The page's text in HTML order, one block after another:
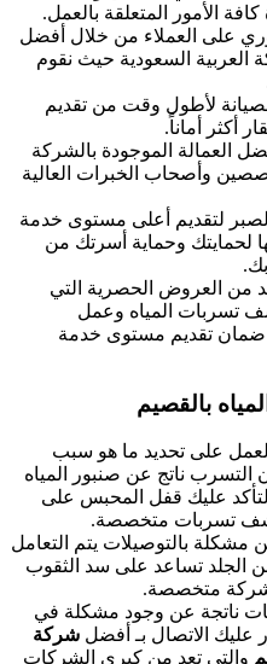
الأمور المتعلقة بالعمل.
على العملاء من خلال أفضل
العربية السعودية حيث نقوم
لأطول وقت من تقديم
أكثر أماناً.
العمالة الموجودة بالشركة
وأصحاب الخبرات العالية
لتقديم أعلى مستوى خدمة
لحمايتك وحماية أسرتك من
من العروض الحصرية التي
تسربات المياه وعمل
إلى 35% مع ضمان تقديم مستوى خدمة
بالقصيم
على تحديد ما هو سبب
التسرب ناتج عن صنبور المياه
عليك قفل المحبس على
كشف تسربات متخصصة.
بالتوصيلات يتم التعامل
تساعد على سد الثقوب
بشركة متخصصة.
ناتجة عن وجود مشكلة في
عليك الاتصال بـ أفضل شركة
والتي تعد من كبرى الشركات